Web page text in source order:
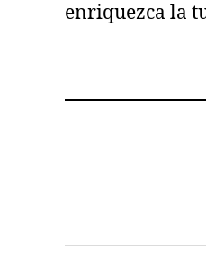
enriquezca la